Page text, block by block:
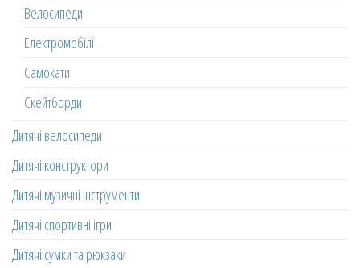
Велосипеди
Електромобілі
Самокати
Скейтборди
Дитячі велосипеди
Дитячі конструктори
Дитячі музичні інструменти
Дитячі спортивні ігри
Дитячі сумки та рюкзаки